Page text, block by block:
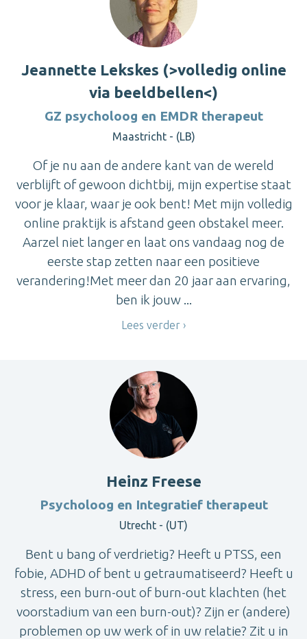
Jeannette Lekskes (>volledig online
via beeldbellen<)
GZ psycholoog en EMDR therapeut
Maastricht - (LB)
Of je nu aan de andere kant van de wereld
verblijft of gewoon dichtbij, mijn expertise staat
voor je klaar, waar je ook bent! Met mijn volledig
online praktijk is afstand geen obstakel meer.
Aarzel niet langer en laat ons vandaag nog de
eerste stap zetten naar een positieve
verandering!Met meer dan 20 jaar aan ervaring,
ben ik jouw ...
Lees verder
Heinz Freese
Psycholoog en Integratief therapeut
Utrecht - (UT)
Bent u bang of verdrietig? Heeft u PTSS, een
fobie, ADHD of bent u getraumatiseerd? Heeft u
stress, een burn-out of burn-out klachten (het
voorstadium van een burn-out)? Zijn er (andere)
problemen op uw werk of in uw relatie? Zit u in